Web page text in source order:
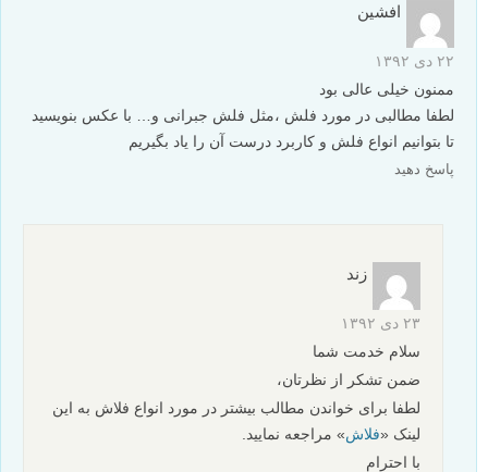
افشین
۲۲ دی ۱۳۹۲
ممنون خیلی عالی بود
لطفا مطالبی در مورد فلش ،مثل فلش جبرانی و… با عکس بنویسید
تا بتوانیم انواع فلش و کاربرد درست آن را یاد بگیریم
پاسخ دهید
زند
۲۳ دی ۱۳۹۲
سلام خدمت شما
ضمن تشکر از نظرتان،
لطفا برای خواندن مطالب بیشتر در مورد انواع فلاش به این
لینک «فلاش» مراجعه نمایید.
با احترام